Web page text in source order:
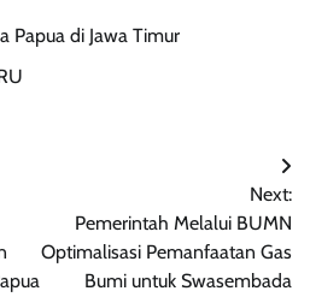
Papua di Jawa Timur
Next:
Pemerintah Melalui BUMN
Optimalisasi Pemanfaatan Gas
Bumi untuk Swasembada